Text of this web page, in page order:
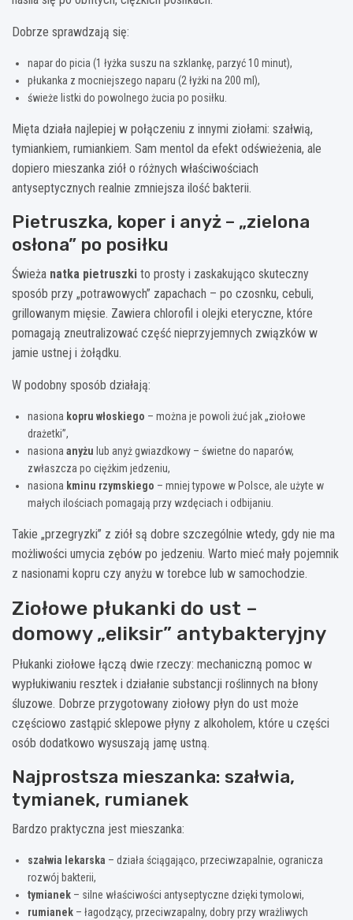
Dobrze sprawdzają się:
napar do picia (1 łyżka suszu na szklankę, parzyć 10 minut),
płukanka z mocniejszego naparu (2 łyżki na 200 ml),
świeże listki do powolnego żucia po posiłku.
Mięta działa najlepiej w połączeniu z innymi ziołami: szałwią,
tymiankiem, rumiankiem. Sam mentol da efekt odświeżenia, ale
dopiero mieszanka ziół o różnych właściwościach
antyseptycznych realnie zmniejsza ilość bakterii.
Pietruszka, koper i anyż – „zielona
osłona” po posiłku
Świeża natka pietruszki to prosty i zaskakująco skuteczny
sposób przy „potrawowych” zapachach – po czosnku, cebuli,
grillowanym mięsie. Zawiera chlorofil i olejki eteryczne, które
pomagają zneutralizować część nieprzyjemnych związków w
jamie ustnej i żołądku.
W podobny sposób działają:
nasiona kopru włoskiego – można je powoli żuć jak „ziołowe
drażetki”,
nasiona anyżu lub anyż gwiazdkowy – świetne do naparów,
zwłaszcza po ciężkim jedzeniu,
nasiona kminu rzymskiego – mniej typowe w Polsce, ale użyte w
małych ilościach pomagają przy wzdęciach i odbijaniu.
Takie „przegryzki” z ziół są dobre szczególnie wtedy, gdy nie ma
możliwości umycia zębów po jedzeniu. Warto mieć mały pojemnik
z nasionami kopru czy anyżu w torebce lub w samochodzie.
Ziołowe płukanki do ust –
domowy „eliksir” antybakteryjny
Płukanki ziołowe łączą dwie rzeczy: mechaniczną pomoc w
wypłukiwaniu resztek i działanie substancji roślinnych na błony
śluzowe. Dobrze przygotowany ziołowy płyn do ust może
częściowo zastąpić sklepowe płyny z alkoholem, które u części
osób dodatkowo wysuszają jamę ustną.
Najprostsza mieszanka: szałwia,
tymianek, rumianek
Bardzo praktyczna jest mieszanka:
szałwia lekarska – działa ściągająco, przeciwzapalnie, ogranicza
rozwój bakterii,
tymianek – silne właściwości antyseptyczne dzięki tymolowi,
rumianek – łagodzący, przeciwzapalny, dobry przy wrażliwych